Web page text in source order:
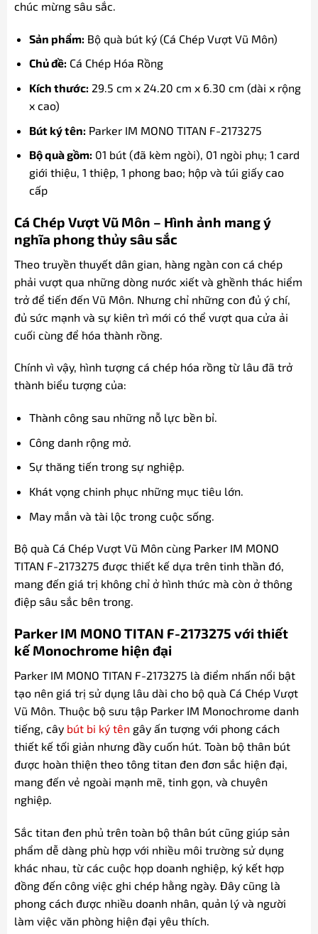
chúc mừng sâu sắc.
Sản phẩm: Bộ quà bút ký (Cá Chép Vượt Vũ Môn)
Chủ đề: Cá Chép Hóa Rồng
Kích thước: 29.5 cm x 24.20 cm x 6.30 cm (dài x rộng
x cao)
Bút ký tên: Parker IM MONO TITAN F-2173275
Bộ quà gồm: 01 bút (đã kèm ngòi), 01 ngòi phụ; 1 card
giới thiệu, 1 thiệp, 1 phong bao; hộp và túi giấy cao
cấp
Cá Chép Vượt Vũ Môn – Hình ảnh mang ý
nghĩa phong thủy sâu sắc
Theo truyền thuyết dân gian, hàng ngàn con cá chép
phải vượt qua những dòng nước xiết và ghềnh thác hiểm
trở để tiến đến Vũ Môn. Nhưng chỉ những con đủ ý chí,
đủ sức mạnh và sự kiên trì mới có thể vượt qua cửa ải
cuối cùng để hóa thành rồng.
Chính vì vậy, hình tượng cá chép hóa rồng từ lâu đã trở
thành biểu tượng của:
Thành công sau những nỗ lực bền bỉ.
Công danh rộng mở.
Sự thăng tiến trong sự nghiệp.
Khát vọng chinh phục những mục tiêu lớn.
May mắn và tài lộc trong cuộc sống.
Bộ quà Cá Chép Vượt Vũ Môn cùng Parker IM MONO
TITAN F-2173275 được thiết kế dựa trên tinh thần đó,
mang đến giá trị không chỉ ở hình thức mà còn ở thông
điệp sâu sắc bên trong.
Parker IM MONO TITAN F-2173275 với thiết
kế Monochrome hiện đại
Parker IM MONO TITAN F-2173275 là điểm nhấn nổi bật
tạo nên giá trị sử dụng lâu dài cho bộ quà Cá Chép Vượt
Vũ Môn. Thuộc bộ sưu tập Parker IM Monochrome danh
tiếng, cây bút bi ký têngây ấn tượng với phong cách
thiết kế tối giản nhưng đầy cuốn hút. Toàn bộ thân bút
được hoàn thiện theo tông titan đen đơn sắc hiện đại,
mang đến vẻ ngoài mạnh mẽ, tinh gọn, và chuyên
nghiệp.
Sắc titan đen phủ trên toàn bộ thân bút cũng giúp sản
phẩm dễ dàng phù hợp với nhiều môi trường sử dụng
khác nhau, từ các cuộc họp doanh nghiệp, ký kết hợp
đồng đến công việc ghi chép hằng ngày. Đây cũng là
phong cách được nhiều doanh nhân, quản lý và người
làm việc văn phòng hiện đại yêu thích.